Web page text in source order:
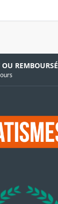
REMBOURSÉ